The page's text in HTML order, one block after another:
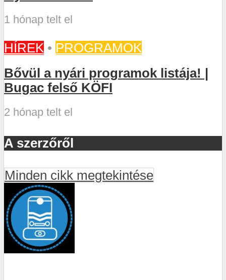
1 hónap telt el
HÍREK • PROGRAMOK
Bővül a nyári programok listája! |
Bugac felső KÖFI
2 hónap telt el
A szerzőről
Minden cikk megtekintése